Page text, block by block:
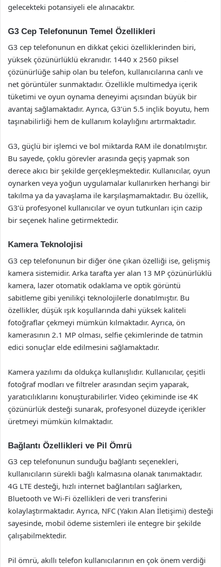
gelecekteki potansiyeli ele alınacaktır.
G3 Cep Telefonunun Temel Özellikleri
G3 cep telefonunun en dikkat çekici özelliklerinden biri,
yüksek çözünürlüklü ekranıdır. 1440 x 2560 piksel
çözünürlüğe sahip olan bu telefon, kullanıcılarına canlı ve
net görüntüler sunmaktadır. Özellikle multimedya içerik
tüketimi ve oyun oynama deneyimi açısından büyük bir
avantaj sağlamaktadır. Ayrıca, G3’ün 5.5 inçlik boyutu, hem
taşınabilirliği hem de kullanım kolaylığını artırmaktadır.
G3, güçlü bir işlemci ve bol miktarda RAM ile donatılmıştır.
Bu sayede, çoklu görevler arasında geçiş yapmak son
derece akıcı bir şekilde gerçekleşmektedir. Kullanıcılar, oyun
oynarken veya yoğun uygulamalar kullanırken herhangi bir
takılma ya da yavaşlama ile karşılaşmamaktadır. Bu özellik,
G3’ü profesyonel kullanıcılar ve oyun tutkunları için cazip
bir seçenek haline getirmektedir.
Kamera Teknolojisi
G3 cep telefonunun bir diğer öne çıkan özelliği ise, gelişmiş
kamera sistemidir. Arka tarafta yer alan 13 MP çözünürlüklü
kamera, lazer otomatik odaklama ve optik görüntü
sabitleme gibi yenilikçi teknolojilerle donatılmıştır. Bu
özellikler, düşük ışık koşullarında dahi yüksek kaliteli
fotoğraflar çekmeyi mümkün kılmaktadır. Ayrıca, ön
kamerasının 2.1 MP olması, selfie çekimlerinde de tatmin
edici sonuçlar elde edilmesini sağlamaktadır.
Kamera yazılımı da oldukça kullanışlıdır. Kullanıcılar, çeşitli
fotoğraf modları ve filtreler arasından seçim yaparak,
yaratıcılıklarını konuşturabilirler. Video çekiminde ise 4K
çözünürlük desteği sunarak, profesyonel düzeyde içerikler
üretmeyi mümkün kılmaktadır.
Bağlantı Özellikleri ve Pil Ömrü
G3 cep telefonunun sunduğu bağlantı seçenekleri,
kullanıcıların sürekli bağlı kalmasına olanak tanımaktadır.
4G LTE desteği, hızlı internet bağlantıları sağlarken,
Bluetooth ve Wi-Fi özellikleri de veri transferini
kolaylaştırmaktadır. Ayrıca, NFC (Yakın Alan İletişimi) desteği
sayesinde, mobil ödeme sistemleri ile entegre bir şekilde
çalışabilmektedir.
Pil ömrü, akıllı telefon kullanıcılarının en çok önem verdiği